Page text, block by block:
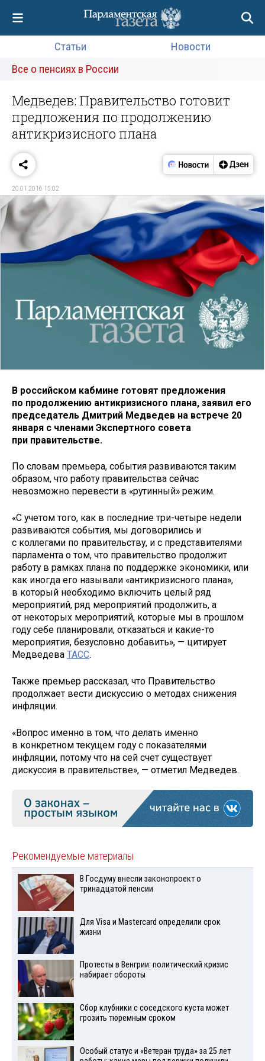
Статьи
Новости
Все о пенсиях в России
Медведев: Правительство готовит
предложения по продолжению
антикризисного плана
20.01.2016 15:02
В российском кабмине готовят предложения
по продолжению антикризисного плана, заявил его
председатель Дмитрий Медведев на встрече 20
января с членами Экспертного совета
при правительстве.
По словам премьера, события развиваются таким
образом, что работу правительства сейчас
невозможно перевести в «рутинный» режим.
«С учетом того, как в последние три-четыре недели
развиваются события, мы договорились и
с коллегами по правительству, и с представителями
парламента о том, что правительство продолжит
работу в рамках плана по поддержке экономики, или
как иногда его называли «антикризисного плана»,
в который необходимо включить целый ряд
мероприятий, ряд мероприятий продолжить, а
от некоторых мероприятий, которые мы в прошлом
году себе планировали, отказаться и какие-то
мероприятия, безусловно добавить», — цитирует
Медведева ТАСС.
Также премьер рассказал, что Правительство
продолжает вести дискуссию о методах снижения
инфляции.
«Вопрос именно в том, что делать именно
в конкретном текущем году с показателями
инфляции, потому что на сей счет существует
дискуссия в правительстве», — отметил Медведев.
Рекомендуемые материалы
В Госдуму внесли законопроект о
тринадцатой пенсии
Для Visа и Mastercard определили срок
жизни
Протесты в Венгрии: политический кризис
набирает обороты
Сбор клубники с соседского куста может
грозить тюремным сроком
Особый статус и «Ветеран труда» за 25 лет